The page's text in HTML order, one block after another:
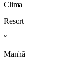
Clima
Resort
°
Manhã